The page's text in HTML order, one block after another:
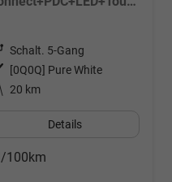
Schalt. 5-Gang
[0Q0Q] Pure White
Kilometerstand 20 km
Details
100km